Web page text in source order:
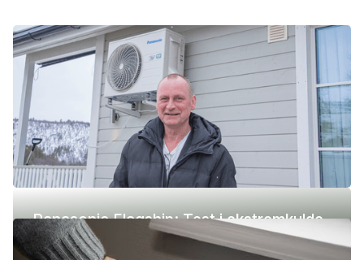
Panasonic Flagship: Test i ekstremkulde
(-42 °C)